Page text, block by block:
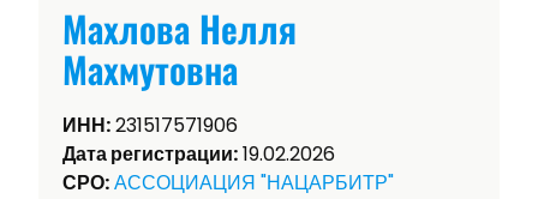
Махлова Нелля
Махмутовна
ИНН:231517571906
Дата регистрации:19.02.2026
СРО:АССОЦИАЦИЯ "НАЦАРБИТР"